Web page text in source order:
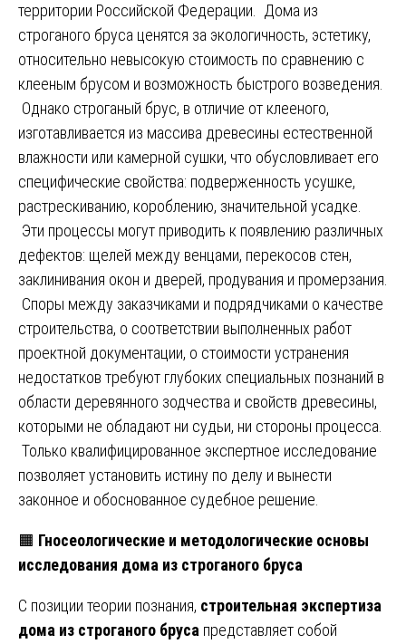
территории Российской Федерации. Дома из
строганого бруса ценятся за экологичность, эстетику,
относительно невысокую стоимость по сравнению с
клееным брусом и возможность быстрого возведения.
Однако строганый брус, в отличие от клееного,
изготавливается из массива древесины естественной
влажности или камерной сушки, что обусловливает его
специфические свойства: подверженность усушке,
растрескиванию, короблению, значительной усадке.
Эти процессы могут приводить к появлению различных
дефектов: щелей между венцами, перекосов стен,
заклинивания окон и дверей, продувания и промерзания.
Споры между заказчиками и подрядчиками о качестве
строительства, о соответствии выполненных работ
проектной документации, о стоимости устранения
недостатков требуют глубоких специальных познаний в
области деревянного зодчества и свойств древесины,
которыми не обладают ни судьи, ни стороны процесса.
Только квалифицированное экспертное исследование
позволяет установить истину по делу и вынести
законное и обоснованное судебное решение.
🟧 Гносеологические и методологические основы
исследования дома из строганого бруса
С позиции теории познания, строительная экспертиза
дома из строганого бруса представляет собой